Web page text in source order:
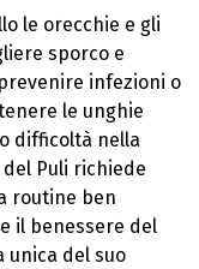
le orecchie e gli
sporco e
infezioni o
le unghie
difficoltà nella
Puli richiede
routine ben
il benessere del
unica del suo